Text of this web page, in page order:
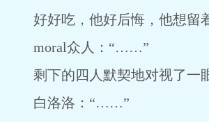
好好吃，他好后悔，他想留着
moral众人：“……”
剩下的四人默契地对视了一眼
白洛洛：“……”